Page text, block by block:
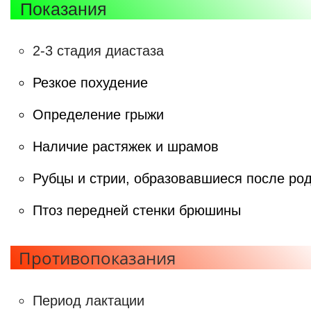
Показания
2-3 стадия диастаза
Резкое похудение
Определение грыжи
Наличие растяжек и шрамов
Рубцы и стрии, образовавшиеся после
Птоз передней стенки брюшины
Противопоказания
Период лактации